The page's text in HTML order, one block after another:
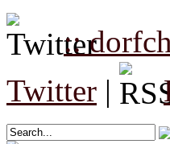
::
Twitter |